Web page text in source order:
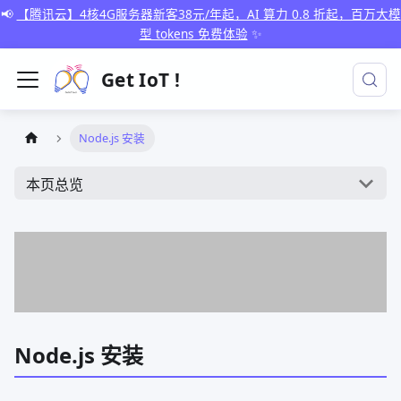
📢
【腾讯云】4核4G服务器新客38元/年起，AI 算力 0.8 折起，百万大模
型 tokens 免费体验 ✨
Get IoT !
Node.js 安装
本页总览
Node.js 安装